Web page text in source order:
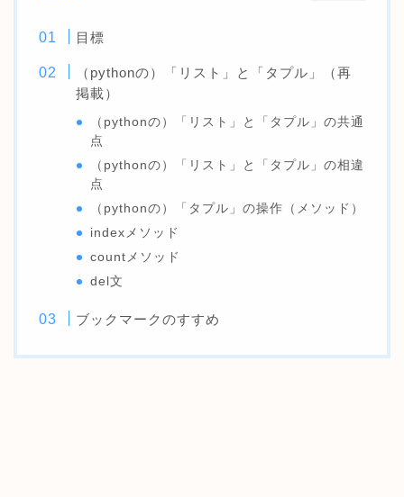
目標
（pythonの）「リスト」と「タプル」（再
掲載）
（pythonの）「リスト」と「タプル」の共通
点
（pythonの）「リスト」と「タプル」の相違
点
（pythonの）「タプル」の操作（メソッド）
indexメソッド
countメソッド
del文
ブックマークのすすめ